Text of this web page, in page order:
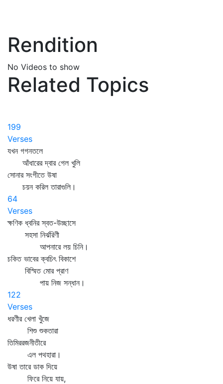
Rendition
No Videos to show
Related Topics
199
Verses
যখন গগনতলে
আঁধারের দ্বার গেল খুলি
সোনার সংগীতে উষা
চয়ন করিল তারাগুলি।
64
Verses
ক্ষণিক ধ্বনির স্বত-উচ্ছাসে
সহসা নির্ঝরিণী
আপনারে লয় চিনি।
চকিত ভাবের ক্বচিৎ বিকাশে
বিস্মিত মোর প্রাণ
পায় নিজ সন্ধান।
122
Verses
ধরণীর খেলা খুঁজে
শিশু শুকতারা
তিমিররজনীতীরে
এল পথহারা।
উষা তারে ডাক দিয়ে
ফিরে নিয়ে যায়,